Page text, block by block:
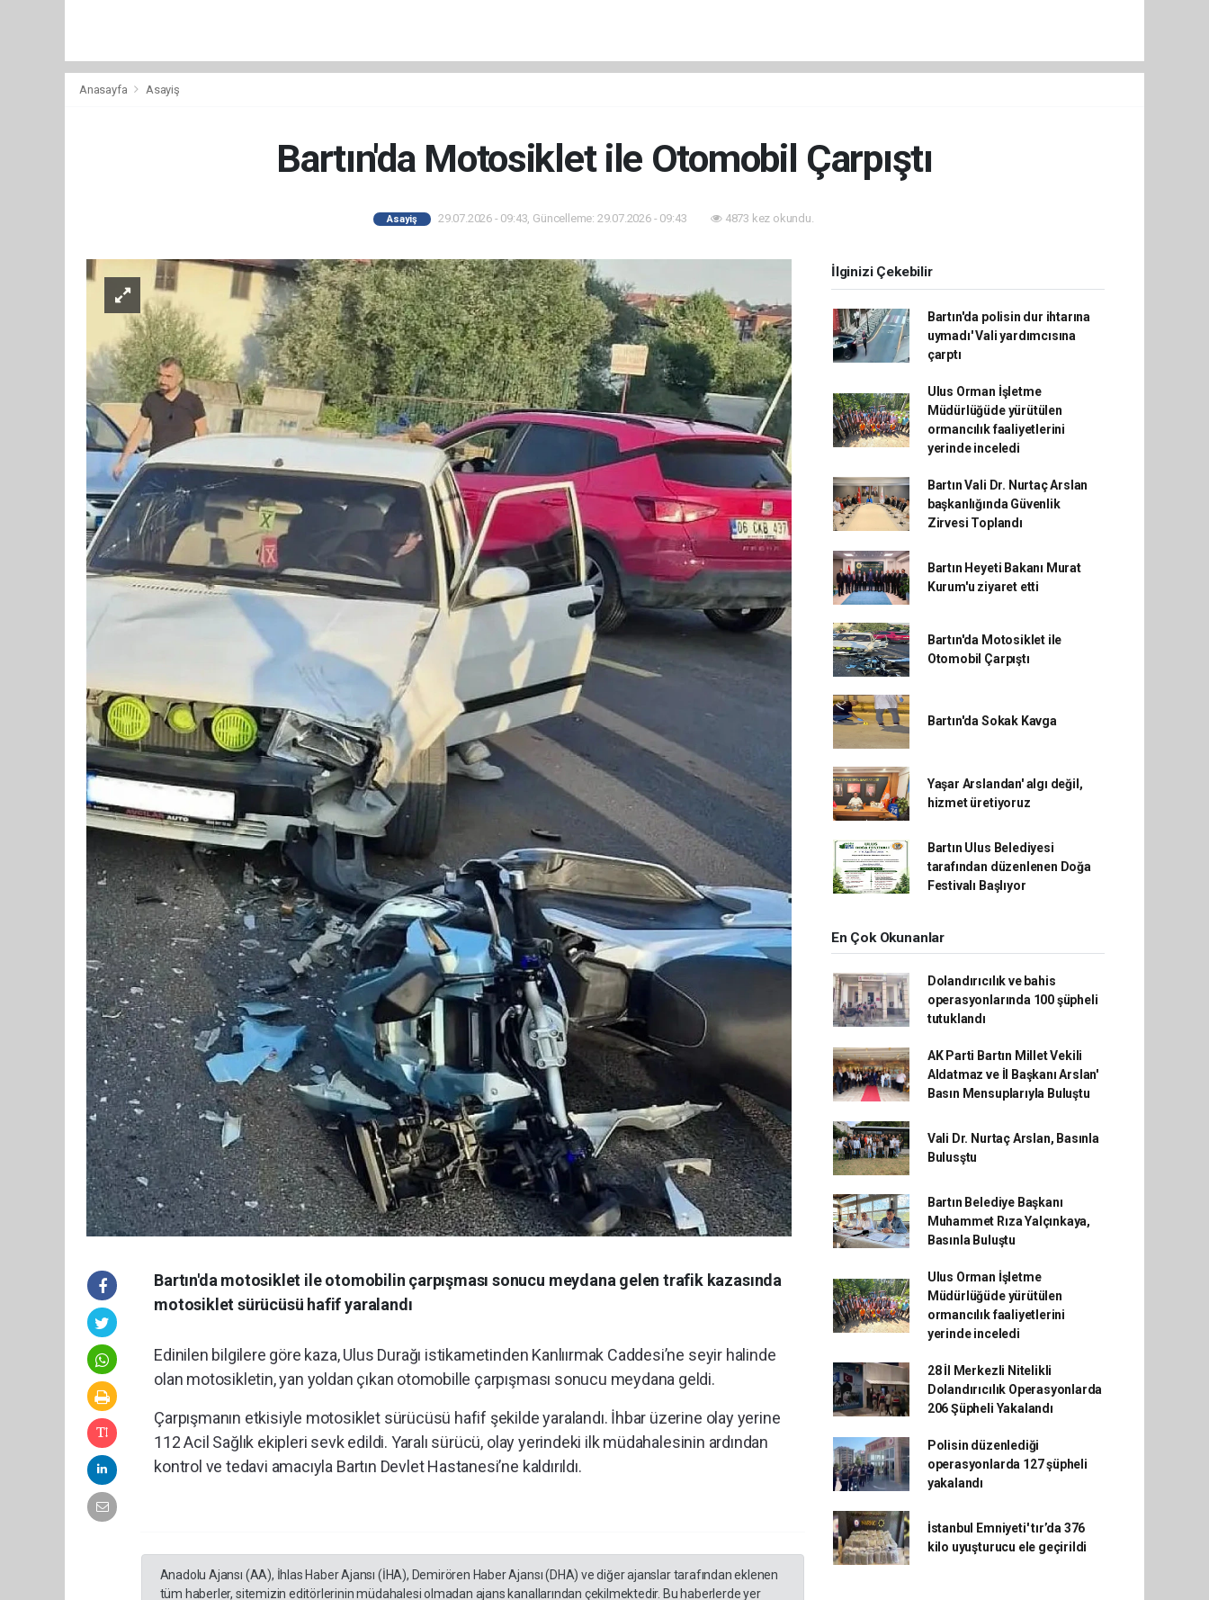
Anasayfa Asayiş
Bartın'da Motosiklet ile Otomobil Çarpıştı
Asayiş 29.07.2026 - 09:43, Güncelleme: 29.07.2026 - 09:43 4873 kez okundu.
Bartın'da motosiklet ile otomobilin çarpışması sonucu meydana gelen trafik kazasında
motosiklet sürücüsü hafif yaralandı
Edinilen bilgilere göre kaza, Ulus Durağı istikametinden Kanlıırmak Caddesi’ne seyir halinde
olan motosikletin, yan yoldan çıkan otomobille çarpışması sonucu meydana geldi.
Çarpışmanın etkisiyle motosiklet sürücüsü hafif şekilde yaralandı. İhbar üzerine olay yerine
112 Acil Sağlık ekipleri sevk edildi. Yaralı sürücü, olay yerindeki ilk müdahalesinin ardından
kontrol ve tedavi amacıyla Bartın Devlet Hastanesi’ne kaldırıldı.
Anadolu Ajansı (AA), İhlas Haber Ajansı (İHA), Demirören Haber Ajansı (DHA) ve diğer ajanslar tarafından eklenen
tüm haberler, sitemizin editörlerinin müdahalesi olmadan ajans kanallarından çekilmektedir. Bu haberlerde yer
İlginizi Çekebilir
Bartın'da polisin dur ihtarına
uymadı' Vali yardımcısına
çarptı
Ulus Orman İşletme
Müdürlüğüde yürütülen
ormancılık faaliyetlerini
yerinde inceledi
Bartın Vali Dr. Nurtaç Arslan
başkanlığında Güvenlik
Zirvesi Toplandı
Bartın Heyeti Bakanı Murat
Kurum'u ziyaret etti
Bartın'da Motosiklet ile
Otomobil Çarpıştı
Bartın'da Sokak Kavga
Yaşar Arslandan' algı değil,
hizmet üretiyoruz
Bartın Ulus Belediyesi
tarafından düzenlenen Doğa
Festivalı Başlıyor
En Çok Okunanlar
Dolandırıcılık ve bahis
operasyonlarında 100 şüpheli
tutuklandı
AK Parti Bartın Millet Vekili
Aldatmaz ve İl Başkanı Arslan'
Basın Mensuplarıyla Buluştu
Vali Dr. Nurtaç Arslan, Basınla
Bulusştu
Bartın Belediye Başkanı
Muhammet Rıza Yalçınkaya,
Basınla Buluştu
Ulus Orman İşletme
Müdürlüğüde yürütülen
ormancılık faaliyetlerini
yerinde inceledi
28 İl Merkezli Nitelikli
Dolandırıcılık Operasyonlarda
206 Şüpheli Yakalandı
Polisin düzenlediği
operasyonlarda 127 şüpheli
yakalandı
İstanbul Emniyeti' tır’da 376
kilo uyuşturucu ele geçirildi